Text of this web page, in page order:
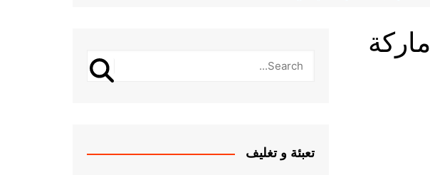
ماكينه تعبئة وتغليف الأعشاب موديل 902 ماركة
تعبئة و تغليف